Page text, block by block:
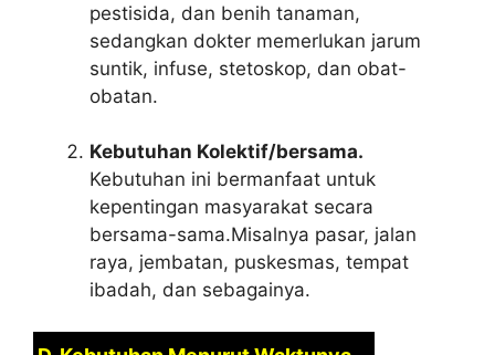
pestisida, dan benih tanaman,
sedangkan dokter memerlukan jarum
suntik, infuse, stetoskop, dan obat-
obatan.
Kebutuhan Kolektif/bersama.
Kebutuhan ini bermanfaat untuk
kepentingan masyarakat secara
bersama-sama.Misalnya pasar, jalan
raya, jembatan, puskesmas, tempat
ibadah, dan sebagainya.